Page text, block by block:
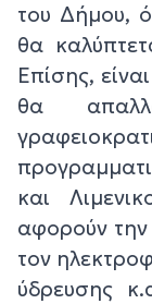
του Δήμου,
θα
Επίσης,
θα
και
αφορούν
τον
ύδρευσης